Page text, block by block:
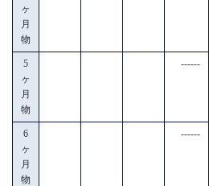
ヶ
月
物
5
ヶ
月
物
------
6
ヶ
月
物
------